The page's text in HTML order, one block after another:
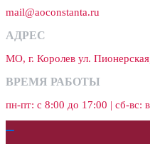
mail@aoconstanta.ru
АДРЕС
МО, г. Королев ул.
ВРЕМЯ РАБОТЫ
пн-пт: с 8:00 до 17:00 | сб-вс: